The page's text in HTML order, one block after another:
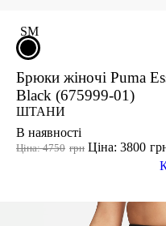
SM
Брюки жіночі Puma
Black (675999-01)
ШТАНИ
В наявності
грн
Ціна: 4750
Ціна: 3800